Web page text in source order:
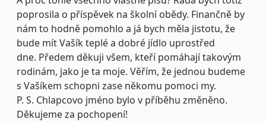
poprosila o příspěvek na školní obědy. Finančně by
nám to hodně pomohlo a já bych měla jistotu, že
bude mít Vašík teplé a dobré jídlo uprostřed
dne. Předem děkuji všem, kteří pomáhají takovým
rodinám, jako je ta moje. Věřím, že jednou budeme
s Vašíkem schopni zase někomu pomoci my.
P. S. Chlapcovo jméno bylo v příběhu změněno.
Děkujeme za pochopení!